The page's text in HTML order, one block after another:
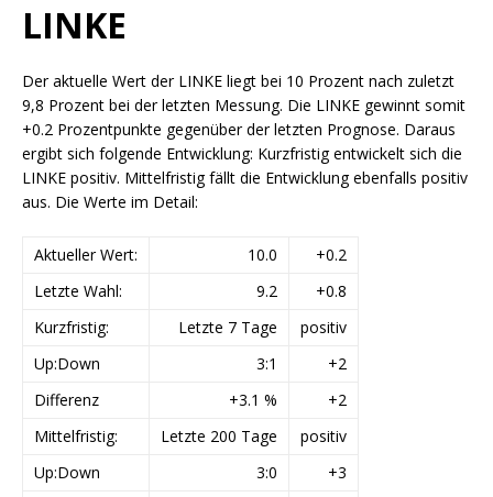
LINKE
Der aktuelle Wert der LINKE liegt bei 10 Prozent nach zuletzt
9,8 Prozent bei der letzten Messung. Die LINKE gewinnt somit
+0.2 Prozentpunkte gegenüber der letzten Prognose. Daraus
ergibt sich folgende Entwicklung: Kurzfristig entwickelt sich die
LINKE positiv. Mittelfristig fällt die Entwicklung ebenfalls positiv
aus. Die Werte im Detail:
Aktueller Wert: 10.0
+0.2
Letzte Wahl:
9.2
+0.8
Kurzfristig:
Letzte 7 Tage
positiv
Up:Down
3:1
+2
Differenz
+3.1 %
+2
Mittelfristig:
Letzte 200 Tage
positiv
Up:Down
3:0 +3